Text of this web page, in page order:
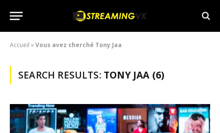
Accueil »Vous avez cherché Tony Jaa
SEARCH RESULTS: TONY JAA (6)